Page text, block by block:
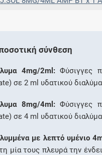
σύνθεση
4mg/2ml:Φύσιγγες
σε 2 ml υδατικού
8mg/4ml:Φύσιγγες
σε 4 ml υδατικού
με λεπτό υμένιο
μία τους πλευρά την